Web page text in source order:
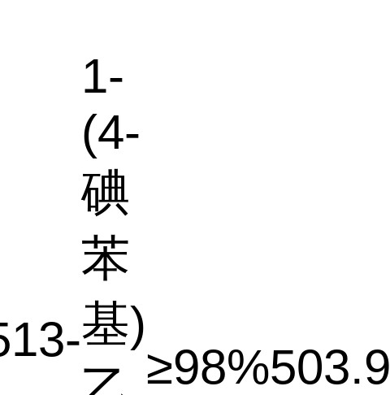
1-
(4-
碘
苯
基)
≥98%503.9